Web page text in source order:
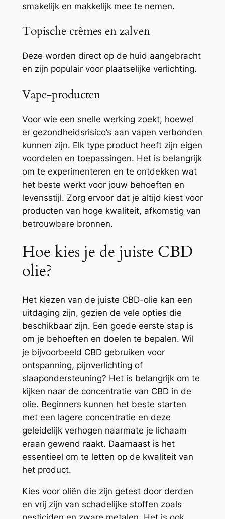
smakelijk en makkelijk mee te nemen.
Topische crèmes en zalven
Deze worden direct op de huid aangebracht
en zijn populair voor plaatselijke verlichting.
Vape-producten
Voor wie een snelle werking zoekt, hoewel
er gezondheidsrisico’s aan vapen verbonden
kunnen zijn. Elk type product heeft zijn eigen
voordelen en toepassingen. Het is belangrijk
om te experimenteren en te ontdekken wat
het beste werkt voor jouw behoeften en
levensstijl. Zorg ervoor dat je altijd kiest voor
producten van hoge kwaliteit, afkomstig van
betrouwbare bronnen.
Hoe kies je de juiste CBD
olie?
Het kiezen van de juiste CBD-olie kan een
uitdaging zijn, gezien de vele opties die
beschikbaar zijn. Een goede eerste stap is
om je behoeften en doelen te bepalen. Wil
je bijvoorbeeld CBD gebruiken voor
ontspanning, pijnverlichting of
slaapondersteuning? Het is belangrijk om te
kijken naar de concentratie van CBD in de
olie. Beginners kunnen het beste starten
met een lagere concentratie en deze
geleidelijk verhogen naarmate je lichaam
eraan gewend raakt. Daarnaast is het
essentieel om te letten op de kwaliteit van
het product.
Kies voor oliën die zijn getest door derden
en vrij zijn van schadelijke stoffen zoals